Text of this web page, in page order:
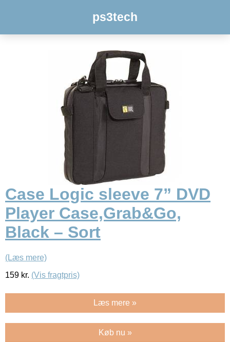
ps3tech
Case Logic sleeve 7” DVD
Player Case,Grab&Go,
Black – Sort
(Læs mere)
159 kr. (Vis fragtpris)
Læs mere »
Køb nu »